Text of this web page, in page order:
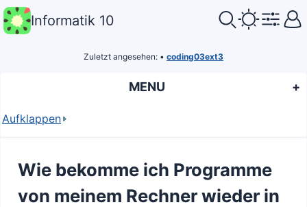
Informatik 10
Zuletzt angesehen: • coding03ext3
MENU
Aufklappen
Wie bekomme ich Programme
von meinem Rechner wieder in